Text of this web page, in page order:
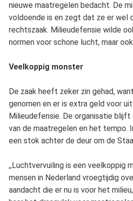
nieuwe maatregelen bedacht. De
voldoende is en zegt dat ze er wel
rechtszaak. Milieudefensie wilde
normen voor schone lucht, maar
Veelkoppig monster
De zaak heeft zeker zin gehad,
genomen en er is extra geld voor
Milieudefensie. De organisatie blijft
van de maatregelen en het tempo.
een stok achter de deur om de
,,Luchtvervuiling is een veelkoppig
mensen in Nederland vroegtijdig
aandacht die er nu is voor het